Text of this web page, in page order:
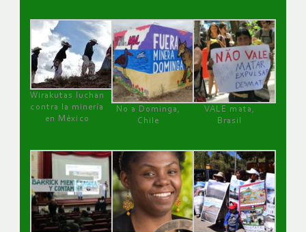
Wirakutas luchan
contra la minería
en México
No a Dominga,
Chile
VALE mata,
Brasil